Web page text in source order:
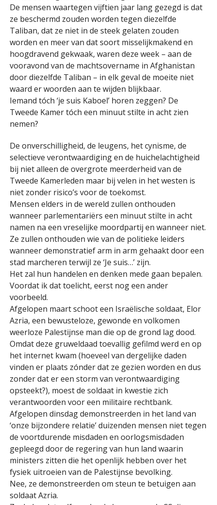
De mensen waartegen vijftien jaar lang gezegd is dat
ze beschermd zouden worden tegen diezelfde
Taliban, dat ze niet in de steek gelaten zouden
worden en meer van dat soort misselijkmakend en
hoogdravend gekwaak, waren deze week – aan de
vooravond van de machtsovername in Afghanistan
door diezelfde Taliban – in elk geval de moeite niet
waard er woorden aan te wijden blijkbaar.
Iemand tóch ‘je suis Kaboel’ horen zeggen? De
Tweede Kamer tóch een minuut stilte in acht zien
nemen?
De onverschilligheid, de leugens, het cynisme, de
selectieve verontwaardiging en de huichelachtigheid
bij niet alleen de overgrote meerderheid van de
Tweede Kamerleden maar bij velen in het westen is
niet zonder risico’s voor de toekomst.
Mensen elders in de wereld zullen onthouden
wanneer parlementariërs een minuut stilte in acht
namen na een vreselijke moordpartij en wanneer niet.
Ze zullen onthouden wie van de politieke leiders
wanneer demonstratief arm in arm gehaakt door een
stad marcheren terwijl ze ‘Je suis…’ zijn.
Het zal hun handelen en denken mede gaan bepalen.
Voordat ik dat toelicht, eerst nog een ander
voorbeeld.
Afgelopen maart schoot een Israëlische soldaat, Elor
Azria, een bewusteloze, gewonde en volkomen
weerloze Palestijnse man die op de grond lag dood.
Omdat deze gruweldaad toevallig gefilmd werd en op
het internet kwam (hoeveel van dergelijke daden
vinden er plaats zónder dat ze gezien worden en dus
zonder dat er een storm van verontwaardiging
opsteekt?), moest de soldaat in kwestie zich
verantwoorden voor een militaire rechtbank.
Afgelopen dinsdag demonstreerden in het land van
‘onze bijzondere relatie’ duizenden mensen niet tegen
de voortdurende misdaden en oorlogsmisdaden
gepleegd door de regering van hun land waarin
ministers zitten die het openlijk hebben over het
fysiek uitroeien van de Palestijnse bevolking.
Nee, ze demonstreerden om steun te betuigen aan
soldaat Azria.